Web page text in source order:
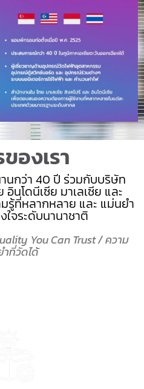
องเรา
นกว่า 40 ปี ร่วมกับบริษัท
นโดนีเซีย มาเลเซีย และ
รู้ที่หลากหลาย และ แม่นยำ
ใจระดับนานาชาติ
You Can Trust / ความ
ที่วัดได้